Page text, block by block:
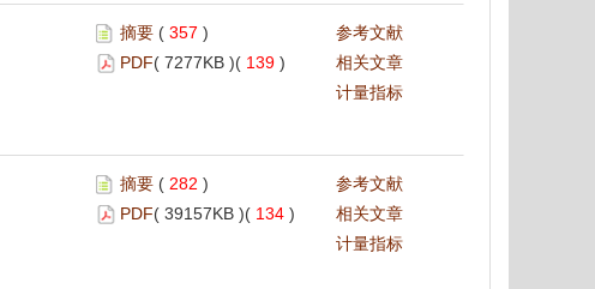
摘要 ( 357 )
PDF( 7277KB )( 139 )
参考文献
相关文章
计量指标
摘要 ( 282 )
PDF( 39157KB )( 134 )
参考文献
相关文章
计量指标